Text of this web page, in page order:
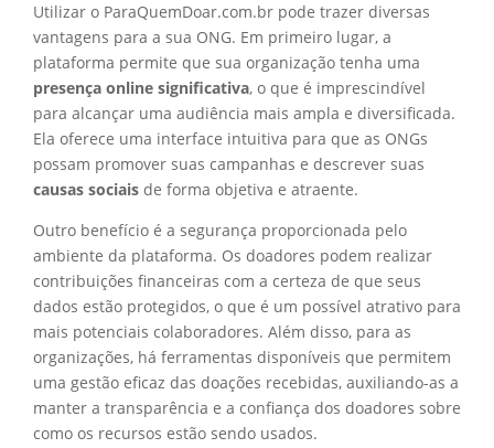
Utilizar o ParaQuemDoar.com.br pode trazer diversas
vantagens para a sua ONG. Em primeiro lugar, a
plataforma permite que sua organização tenha uma
presença online significativa, o que é imprescindível
para alcançar uma audiência mais ampla e diversificada.
Ela oferece uma interface intuitiva para que as ONGs
possam promover suas campanhas e descrever suas
causas sociais de forma objetiva e atraente.
Outro benefício é a segurança proporcionada pelo
ambiente da plataforma. Os doadores podem realizar
contribuições financeiras com a certeza de que seus
dados estão protegidos, o que é um possível atrativo para
mais potenciais colaboradores. Além disso, para as
organizações, há ferramentas disponíveis que permitem
uma gestão eficaz das doações recebidas, auxiliando-as a
manter a transparência e a confiança dos doadores sobre
como os recursos estão sendo usados.